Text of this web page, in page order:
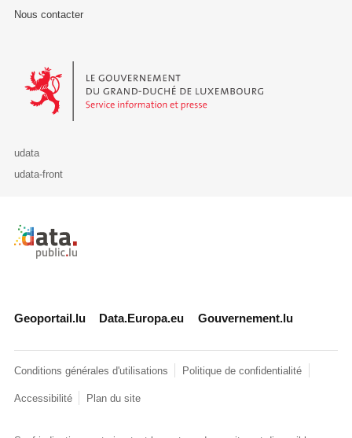
Nous contacter
Le Gouvernement du Grand-Duché de Luxembourg - Service
udata
udata-front
Retour à l'accueil de data.public.lu
Geoportail.lu Data.Europa.eu Gouvernement.lu
Conditions générales d'utilisations Politique de confidentialité
Accessibilité Plan du site